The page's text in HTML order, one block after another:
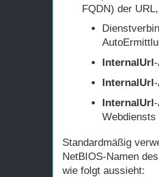
FQDN) der
InternalUrl
InternalUrl
InternalUrl
Webdiensts
Standardmäßig
NetBIOS-Namen
wie folgt aussieht: